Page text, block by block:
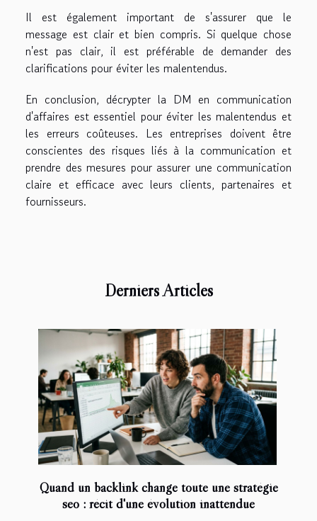
Il est également important de s'assurer que le
message est clair et bien compris. Si quelque chose
n'est pas clair, il est préférable de demander des
clarifications pour éviter les malentendus.
En conclusion, décrypter la DM en communication
d'affaires est essentiel pour éviter les malentendus et
les erreurs coûteuses. Les entreprises doivent être
conscientes des risques liés à la communication et
prendre des mesures pour assurer une communication
claire et efficace avec leurs clients, partenaires et
fournisseurs.
Derniers Articles
Quand un backlink change toute une stratégie
seo : récit d'une évolution inattendue